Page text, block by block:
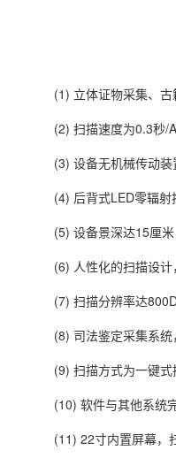
(1) 立体证物采集、古
(2) 扫描速度为0.3秒/
(3) 设备无机械传动装
(4) 后背式LED零辐射
(5) 设备景深达15厘米
(6) 人性化的扫描设计
(7) 扫描分辨率达
(8) 司法鉴定采集系统
(9) 扫描方式为一键式
(10) 软件与其他系统完
(11) 22寸内置屏幕，扫